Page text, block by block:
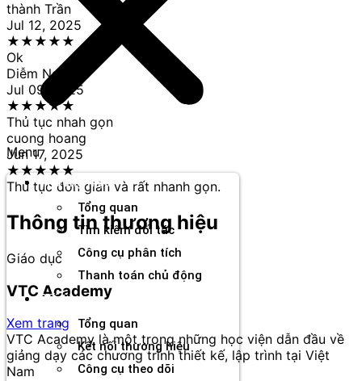
Menu
Thương hiệu
Tổng quan
Tìm kiếm đối tác
Công cụ phân tích
Thanh toán chủ động
Đối tác
Tổng quan
Kết nối thương hiệu
Công cụ theo dõi
thành Trần
Jul 12, 2025
★ ★ ★ ★ ★
Ok
Diễm Nguyễn
Jul 09, 2025
★ ★ ★★★
Thủ tục nhah gọn
cuong hoang
Jun 17, 2025
★★★★★
Thủ tục đơn giản và rất nhanh gọn.
Thông tin thương hiệu
Giáo dục
VTC Academy
Xem trang
VTC Academy là một trong những học viện dẫn đầu về
giảng dạy các chương trình thiết kế, lập trình tại Việt
Nam